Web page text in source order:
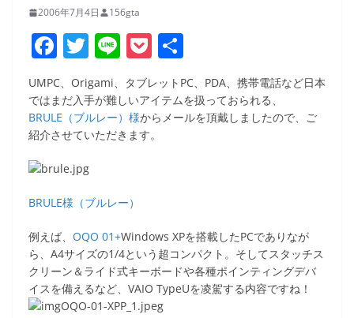
2006年7月4日 156gta
F
a
c
e
b
o
o
T
itt
er
Li
n
e
P
ck
et
有
UMPC、Origami、タブレットPC、PDA、携帯電話など日本
ではまだ入手が難しいアイテムを扱っておられる、
BRULE（ブルレー）様からメールを頂戴しましたので、ご
紹介させていただきます。
BRULE様（ブルレー）
例えば、 OQO 01+Windows XPを搭載したPCでありなが
ら、A4サイズの1/4という超コンパクト。そしてスタッチス
クリーン＆ライド式キーボードや各種ポインティングデバ
イスを備えるなど、VAIO TypeUを凌駕する内容ですね！